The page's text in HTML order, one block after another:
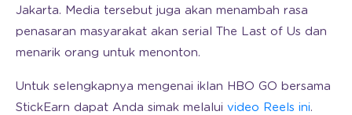
Jakarta. Media tersebut juga akan menambah rasa
penasaran masyarakat akan serial The Last of Us dan
menarik orang untuk menonton.
Untuk selengkapnya mengenai iklan HBO GO bersama
StickEarn dapat Anda simak melalui video Reels ini.